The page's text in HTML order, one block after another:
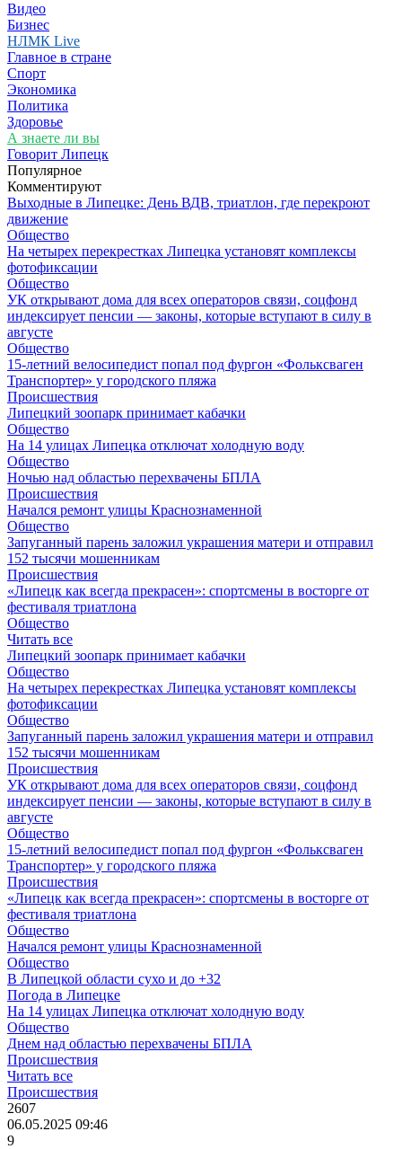
Видео
Бизнес
НЛМК Live
Главное в стране
Спорт
Экономика
Политика
Здоровье
А знаете ли вы
Говорит Липецк
Популярное
Комментируют
Выходные в Липецке: День ВДВ, триатлон, где перекроют
движение
Общество
На четырех перекрестках Липецка установят комплексы
фотофиксации
Общество
УК открывают дома для всех операторов связи, соцфонд
индексирует пенсии — законы, которые вступают в силу в
августе
Общество
15-летний велосипедист попал под фургон «Фольксваген
Транспортер» у городского пляжа
Происшествия
Липецкий зоопарк принимает кабачки
Общество
На 14 улицах Липецка отключат холодную воду
Общество
Ночью над областью перехвачены БПЛА
Происшествия
Начался ремонт улицы Краснознаменной
Общество
Запуганный парень заложил украшения матери и отправил
152 тысячи мошенникам
Происшествия
«Липецк как всегда прекрасен»: спортсмены в восторге от
фестиваля триатлона
Общество
Читать все
Липецкий зоопарк принимает кабачки
Общество
На четырех перекрестках Липецка установят комплексы
фотофиксации
Общество
Запуганный парень заложил украшения матери и отправил
152 тысячи мошенникам
Происшествия
УК открывают дома для всех операторов связи, соцфонд
индексирует пенсии — законы, которые вступают в силу в
августе
Общество
15-летний велосипедист попал под фургон «Фольксваген
Транспортер» у городского пляжа
Происшествия
«Липецк как всегда прекрасен»: спортсмены в восторге от
фестиваля триатлона
Общество
Начался ремонт улицы Краснознаменной
Общество
В Липецкой области сухо и до +32
Погода в Липецке
На 14 улицах Липецка отключат холодную воду
Общество
Днем над областью перехвачены БПЛА
Происшествия
Читать все
Происшествия
2607
06.05.2025 09:46
9